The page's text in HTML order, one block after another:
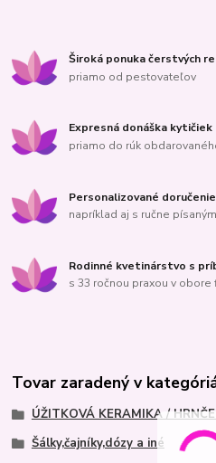
Široká ponuka čerstvých
priamo od pestovateľov
Expresná donáška kytičiek
priamo do rúk
Personalizované doručenie
napríklad aj s ručne
Rodinné kvetinárstvo s
s 33 ročnou praxou v obore
Tovar zaradený v
ÚŽITKOVÁ KERAMIKA /
Šálky,čajníky,dózy a iné